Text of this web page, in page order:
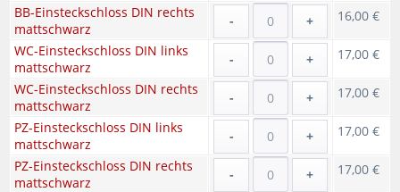
BB-Einsteckschloss DIN rechts
mattschwarz
- + 16,00 €
WC-Einsteckschloss DIN links
mattschwarz
- + 17,00 €
WC-Einsteckschloss DIN rechts
mattschwarz
- + 17,00 €
PZ-Einsteckschloss DIN links
mattschwarz
- + 17,00 €
PZ-Einsteckschloss DIN rechts
mattschwarz
- + 17,00 €